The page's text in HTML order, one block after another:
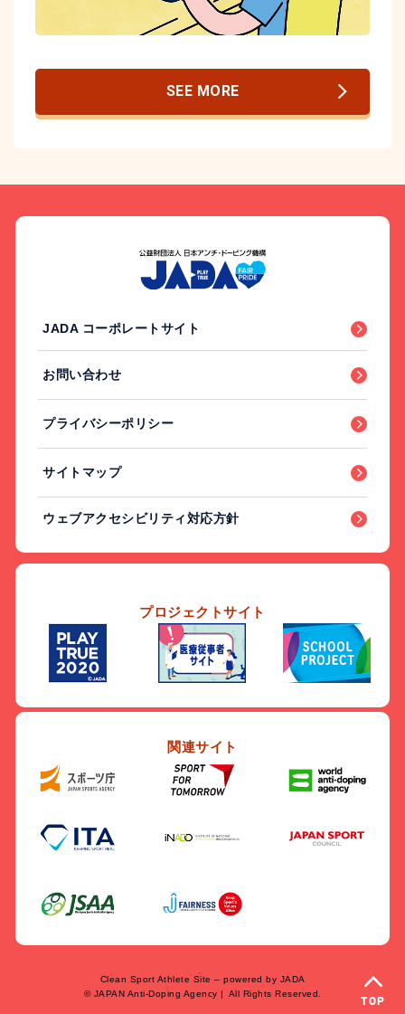
SEE MORE
TOP
JADA コーポレートサイト
お問い合わせ
プライバシーポリシー
サイトマップ
ウェブアクセシビリティ対応方針
プロジェクトサイト
関連サイト
Clean Sport Athlete Site – powered by JADA
© JAPAN Anti-Doping Agency |
All Rights Reserved.